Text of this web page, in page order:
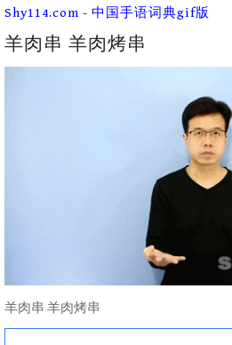
Skip
content
Shy114.com - 中国手语词典gif版
羊肉串 羊肉烤串
羊肉串 羊肉烤串
Search